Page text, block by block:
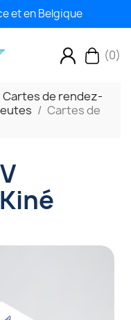
et en Belgique
(0)
Cartes de rendez-
Cartes de